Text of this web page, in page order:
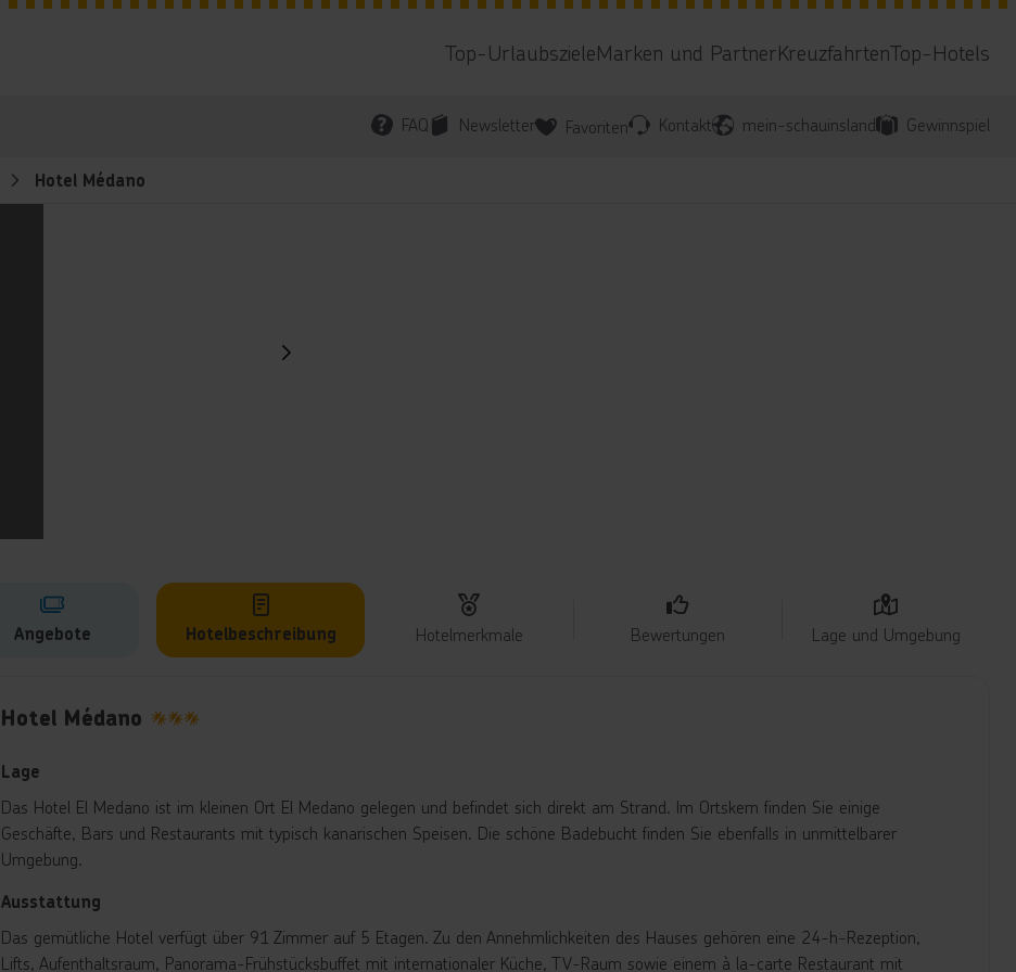
Top-UrlaubszieleMarken und PartnerKreuzfahrtenTop-Hotels
FAQ Newsletter Favoriten Kontakt mein-schauinsland Gewinnspiel
Hotel Médano
Angebote Hotelbeschreibung Hotelmerkmale Bewertungen Lage und Umgebung
Hotel Médano
Lage
Das Hotel El Medano ist im kleinen Ort El Medano gelegen und befindet sich direkt am Strand. Im Ortskern finden Sie einige
Geschäfte, Bars und Restaurants mit typisch kanarischen Speisen. Die schöne Badebucht finden Sie ebenfalls in unmittelbarer
Umgebung.
Ausstattung
Das gemütliche Hotel verfügt über 91 Zimmer auf 5 Etagen. Zu den Annehmlichkeiten des Hauses gehören eine 24-h-Rezeption,
Lifts, Aufenthaltsraum, Panorama-Frühstücksbuffet mit internationaler Küche, TV-Raum sowie einem à la-carte Restaurant mit